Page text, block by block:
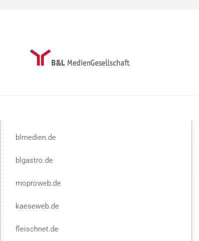
blmedien.de
blgastro.de
moproweb.de
kaeseweb.de
fleischnet.de